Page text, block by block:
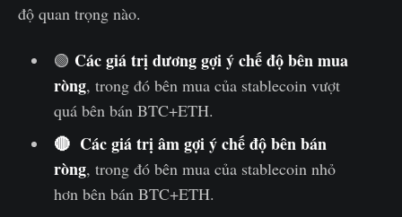
độ quan trọng nào.
🟢 Các giá trị dương gợi ý chế độ bên mua
ròng, trong đó bên mua của stablecoin vượt
quá bên bán BTC+ETH.
🔴 Các giá trị âm gợi ý chế độ bên bán
ròng, trong đó bên mua của stablecoin nhỏ
hơn bên bán BTC+ETH.